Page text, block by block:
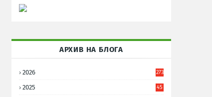
АРХИВ НА БЛОГА
2026 273
2025
45